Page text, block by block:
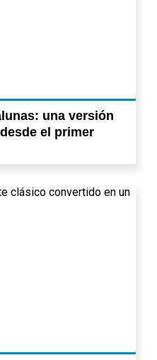
una versión
el primer